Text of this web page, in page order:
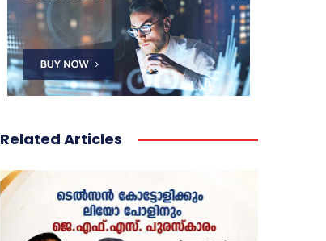
Related Articles